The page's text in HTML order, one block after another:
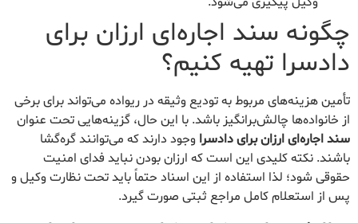
چگونه سند اجاره‌ای ارزان برای
دادسرا تهیه کنیم؟
تأمین هزینه‌های مربوط به تودیع وثیقه در ریواده می‌تواند برای برخی
از خانواده‌ها چالش‌برانگیز باشد. با این حال، گزینه‌هایی تحت عنوان
سند اجاره‌ای ارزان برای دادسرا وجود دارند که می‌توانند گره‌گشا
باشند. نکته کلیدی این است که ارزان بودن نباید فدای امنیت
حقوقی شود؛ لذا استفاده از این اسناد حتماً باید تحت نظارت وکیل و
پس از استعلام کامل مراجع ثبتی صورت گیرد.